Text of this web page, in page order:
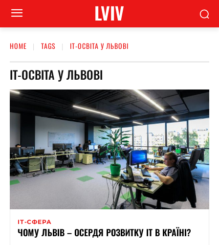
LVIV
HOME TAGS ІТ-ОСВІТА У ЛЬВОВІ
ІТ-ОСВІТА У ЛЬВОВІ
ІТ-СФЕРА
ЧОМУ ЛЬВІВ – ОСЕРДЯ РОЗВИТКУ ІТ В КРАЇНІ?